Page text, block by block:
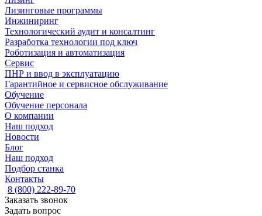
Лизинговые программы
Инжиниринг
Технологический аудит и консалтинг
Разработка технологии под ключ
Роботизация и автоматизация
Сервис
ПНР и ввод в эксплуатацию
Гарантийное и сервисное обслуживание
Обучение
Обучение персонала
О компании
Наш подход
Новости
Блог
Наш подход
Подбор станка
Контакты
8 (800) 222-89-70
Заказать звонок
Задать вопрос